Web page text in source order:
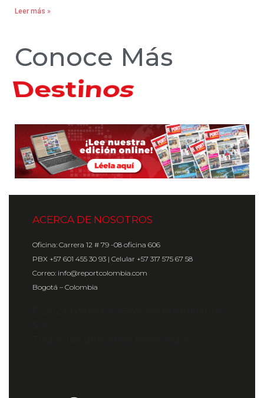
Leer más »
Conoce Más
Hoteles
ACERCA DE NOSOTROS
Oficina: Carrera 12 # 79 -08 oficina 606
PBX +57 601 455 30 93 | Celular +57 317 575 67 58
Correo: info@reportcolombia.com
Bogotá – Colombia